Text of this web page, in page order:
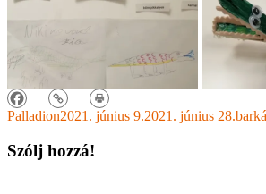
Palladion2021. június 9.2021. június 28.
Szólj hozzá!